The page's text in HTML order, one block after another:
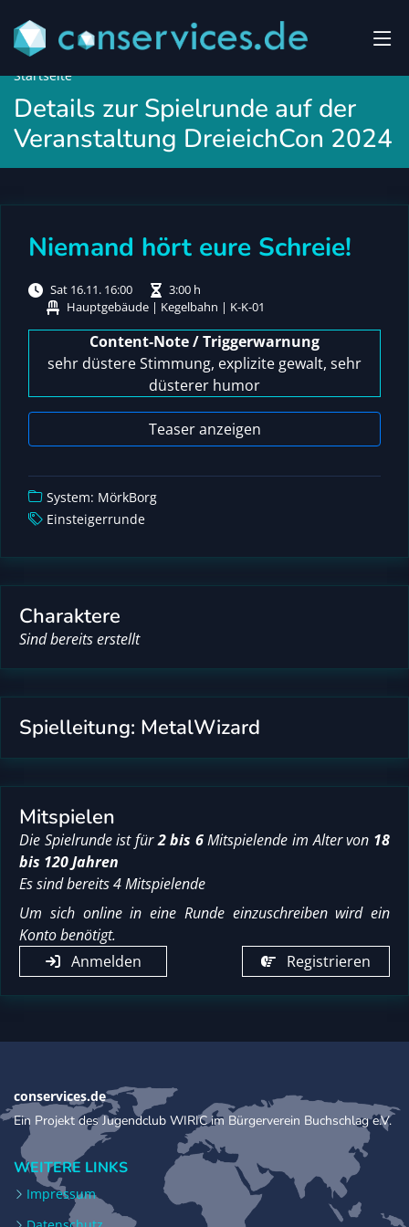
Startseite
Details zur Spielrunde auf der
Veranstaltung DreieichCon 2024
Niemand hört eure Schreie!
Sat 16.11. 16:00
3:00 h
Hauptgebäude | Kegelbahn | K-K-01
Content-Note / Triggerwarnung
sehr düstere Stimmung, explizite gewalt, sehr
düsterer humor
Teaser anzeigen
System: MörkBorg
Einsteigerrunde
Charaktere
Sind bereits erstellt
Spielleitung: MetalWizard
Mitspielen
Die Spielrunde ist für2 bis 6Mitspielende im Alter von 18
bis 120 Jahren
Es sind bereits 4 Mitspielende
Um sich online in eine Runde einzuschreiben wird ein
Konto benötigt.
Anmelden
Registrieren
conservices.de
Ein Projekt des Jugendclub WIRIC im Bürgerverein Buchschlag e.V.
WEITERE LINKS
Impressum